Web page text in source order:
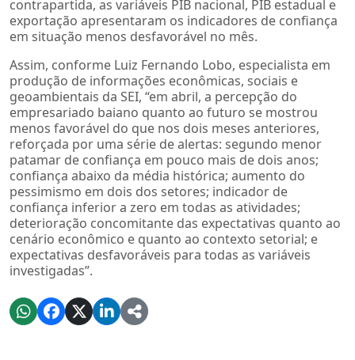
contrapartida, as variáveis PIB nacional, PIB estadual e
exportação apresentaram os indicadores de confiança
em situação menos desfavorável no mês.
Assim, conforme Luiz Fernando Lobo, especialista em
produção de informações econômicas, sociais e
geoambientais da SEI, “em abril, a percepção do
empresariado baiano quanto ao futuro se mostrou
menos favorável do que nos dois meses anteriores,
reforçada por uma série de alertas: segundo menor
patamar de confiança em pouco mais de dois anos;
confiança abaixo da média histórica; aumento do
pessimismo em dois dos setores; indicador de
confiança inferior a zero em todas as atividades;
deterioração concomitante das expectativas quanto ao
cenário econômico e quanto ao contexto setorial; e
expectativas desfavoráveis para todas as variáveis
investigadas”.